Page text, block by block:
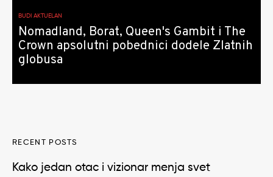
BUDI AKTUELAN
Nomadland, Borat, Queen's Gambit i The
Crown apsolutni pobednici dodele Zlatnih
globusa
RECENT POSTS
Kako jedan otac i vizionar menja svet